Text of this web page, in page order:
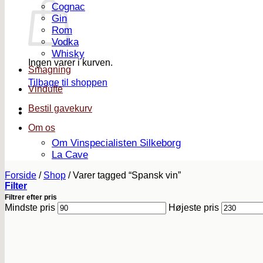
Ingen varer i kurven.
Tilbage til shoppen
Cognac
Gin
Rom
Vodka
Whisky
Smagning
Vindufte
Bestil gavekurv
Om os
Om Vinspecialisten Silkeborg
La Cave
Forside / Shop /Varer tagged “Spansk vin”
Filter
Filtrer efter pris
Mindste pris Højeste pris